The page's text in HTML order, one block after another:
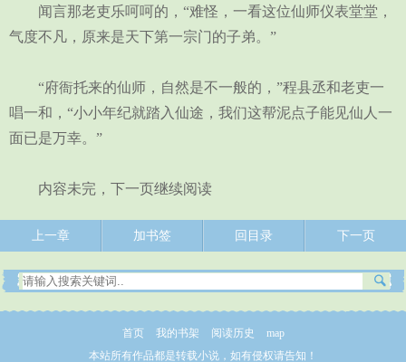
闻言那老吏乐呵呵的，“难怪，一看这位仙师仪表堂堂，
气度不凡，原来是天下第一宗门的子弟。”
“府衙托来的仙师，自然是不一般的，”程县丞和老吏一
唱一和，“小小年纪就踏入仙途，我们这帮泥点子能见仙人一
面已是万幸。”
内容未完，下一页继续阅读
上一章 加书签 回目录 下一页
首页 我的书架 阅读历史
map
本站所有作品都是转载小说，如有侵权请告知！